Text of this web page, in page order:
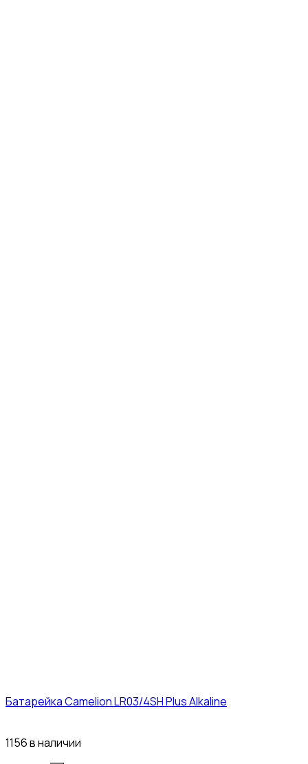
Батарейка Camelion LR03/4SH Plus Alkaline
1156 в наличии